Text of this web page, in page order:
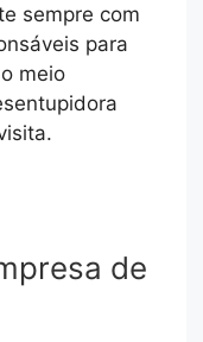
sempre com
para
meio
de